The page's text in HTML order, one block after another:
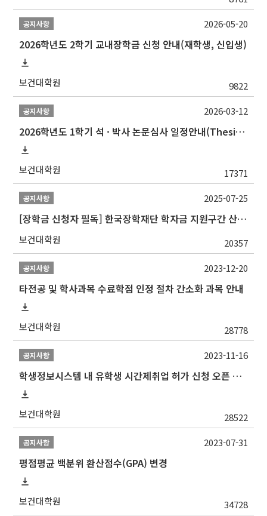
공지사항
2026학년도 2학기 교내장학금 신청 안내(재학생, 신입생)
보건대학원 9822
2026-05-20
공지사항
2026학년도 1학기 석 · 박사 논문심사 일정안내(Thesis Defense Schedules)
보건대학원 17371
2026-03-12
공지사항
[장학금 신청자 필독] 한국장학재단 학자금 지원구간 산정 권고
보건대학원 20357
2025-07-25
공지사항
타전공 및 학사과목 수료학점 인정 절차 간소화 과목 안내
보건대학원 28778
2023-12-20
공지사항
학생정보시스템 내 유학생 시간제취업 허가 신청 오픈 안내
보건대학원 28522
2023-11-16
공지사항
평점평균 백분위 환산점수(GPA) 변경
보건대학원 34728
2023-07-31